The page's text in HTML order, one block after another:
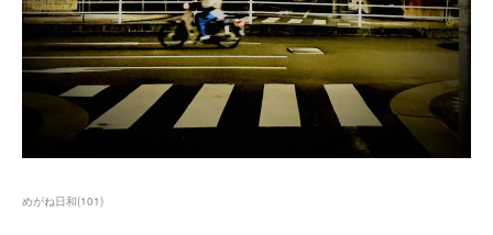
めがね日和(101)